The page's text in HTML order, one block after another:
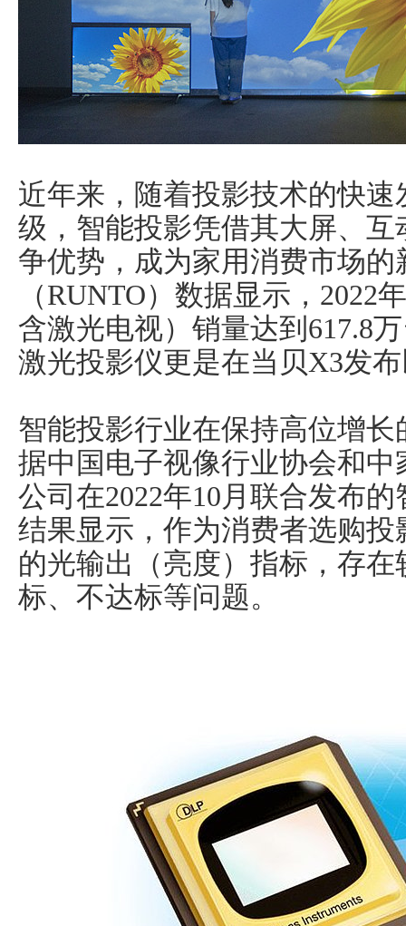
近年来，随着投影技术的快
级，智能投影凭借其大屏、
争优势，成为家用消费市场
（RUNTO）数据显示，2022
含激光电视）销量达到617.8
激光投影仪更是在当贝X3发
智能投影行业在保持高位增
据中国电子视像行业协会和
公司在2022年10月联合发布
结果显示，作为消费者选购
的光输出（亮度）指标，存
标、不达标等问题。